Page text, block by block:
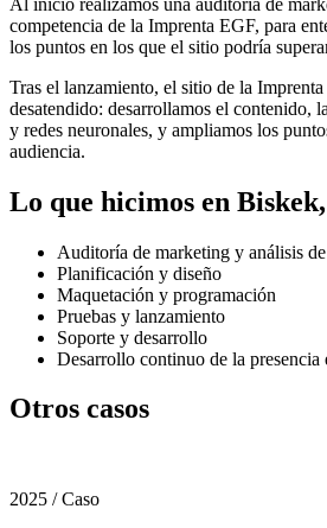
competencia de la Imprenta EGF, para
los puntos en los que el sitio podría
Tras el lanzamiento, el sitio de la
desatendido: desarrollamos el contenido,
y redes neuronales, y ampliamos los
audiencia.
Lo que hicimos en
Auditoría de marketing y análisis
Planificación y diseño
Maquetación y programación
Pruebas y lanzamiento
Soporte y desarrollo
Desarrollo continuo de la presencia
Otros casos
2025 / Caso